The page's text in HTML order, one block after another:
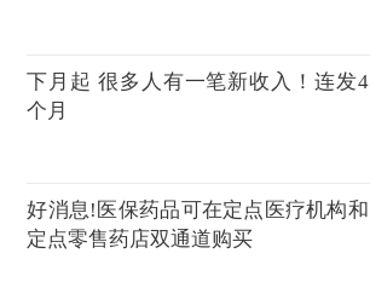
下月起 很多人有一笔新收入！连发4
个月
好消息!医保药品可在定点医疗机构和
定点零售药店双通道购买